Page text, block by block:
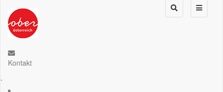
Kontakt
.